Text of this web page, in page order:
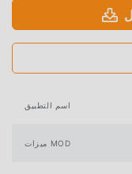
اسم التطبيق
ميزات MOD